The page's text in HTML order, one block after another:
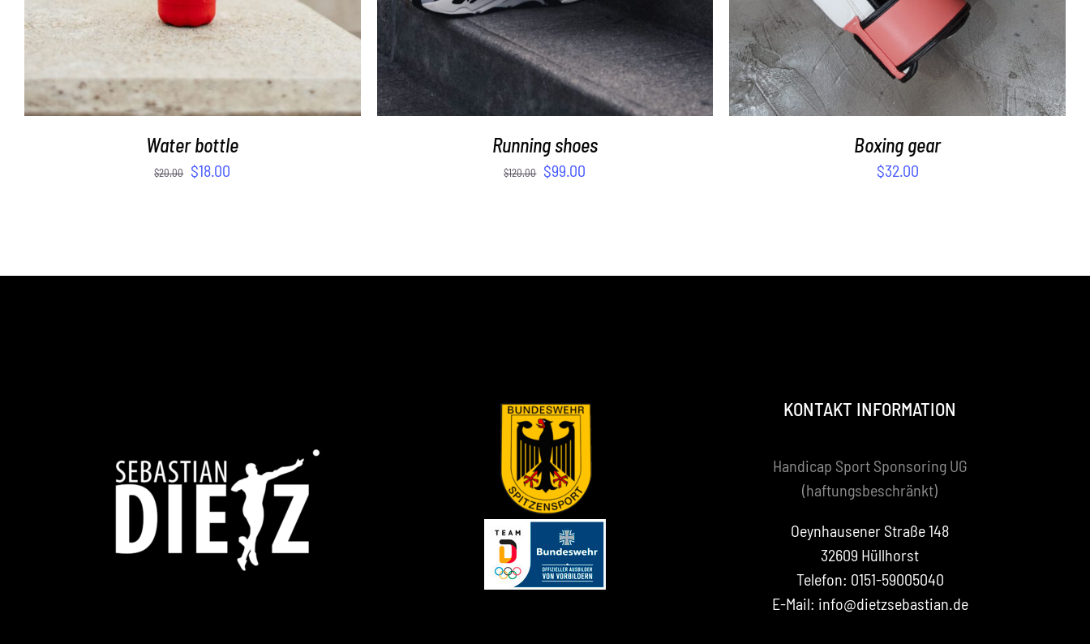
Water bottle
$20.00 $18.00
Running shoes
$120.00 $99.00
Boxing gear
$32.00
KONTAKT INFORMATION
Handicap Sport Sponsoring UG
(haftungsbeschränkt)
Oeynhausener Straße 148
32609 Hüllhorst
Telefon: 0151-59005040
E-Mail: info@dietzsebastian.de